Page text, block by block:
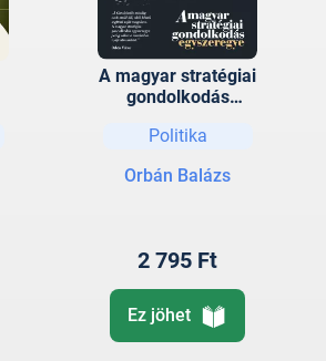
A magyar stratégiai
gondolkodás
Politika
Orbán Balázs
2 795 Ft
Ez jöhet